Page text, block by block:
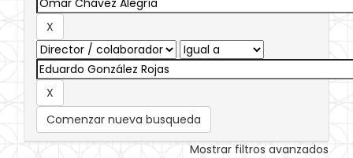
Comenzar nueva busqueda
Mostrar filtros avanzados